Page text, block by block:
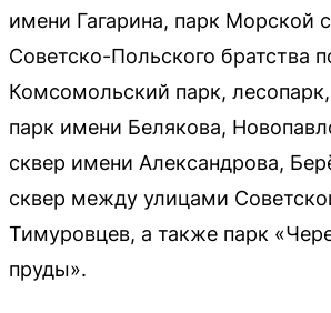
имени Гагарина, парк Морской
Советско-Польского братства
Комсомольский парк,
парк имени Белякова,
сквер имени Александрова,
сквер между улицами
Тимуровцев, а также парк
пруды».